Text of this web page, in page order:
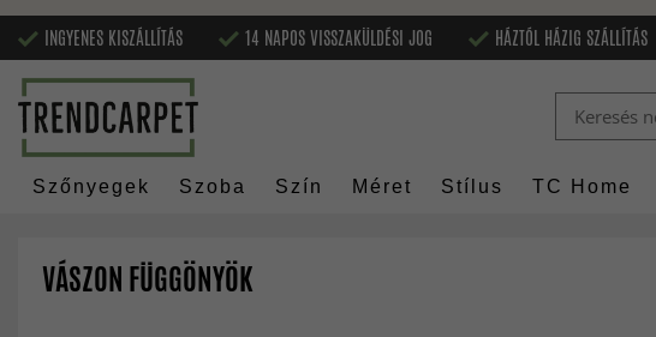
INGYENES KISZÁLLÍTÁS 14 NAPOS VISSZAKÜLDÉSI JOG HÁZTÓL HÁZIG SZÁLLÍTÁS
Szőnyegek Szoba Szín Méret Stílus TC Home
VÁSZON FÜGGÖNYÖK